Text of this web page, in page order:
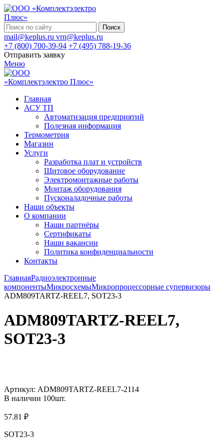
Поиск
mail@keplus.ru vrn@keplus.ru
+7 (800) 700-39-94 +7 (495) 788-19-36
Отправить заявку
Меню
Главная
АСУ ТП
Автоматизация предприятий
Полезная информация
Термометрия
Магазин
Услуги
Разработка плат и устройств
Щитовое оборудование
Электромонтажные работы
Монтаж оборудования
Пусконаладочные работы
Наши объекты
О компании
Наши партнёры
Сертификаты
Наши вакансии
Политика конфиденциальности
Контакты
ГлавнаяРадиоэлектронные
компонентыМикросхемыМикропроцессорные супервизоры
ADM809TARTZ-REEL7, SOT23-3
ADM809TARTZ-REEL7,
SOT23-3
Артикул: ADM809TARTZ-REEL7-2114
В наличии 100шт.
57.81 ₽
SOT23-3